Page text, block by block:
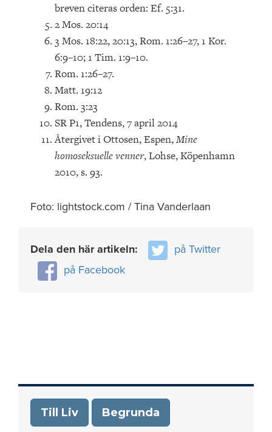
breven citeras orden: Ef. 5:31.
2 Mos. 20:14
3 Mos. 18:22, 20:13, Rom. 1:26–27, 1 Kor.
6:9–10; 1 Tim. 1:9–10.
Rom. 1:26–27.
Matt. 19:12
Rom. 3:23
SR P1, Tendens, 7 april 2014
Återgivet i Ottosen, Espen,Mine
homoseksuellevenner, Lohse, Köpenhamn
2010, s. 93.
Foto: lightstock.com / Tina Vanderlaan
Dela den här artikeln:
på Twitter
på Facebook
Till Liv Begrunda